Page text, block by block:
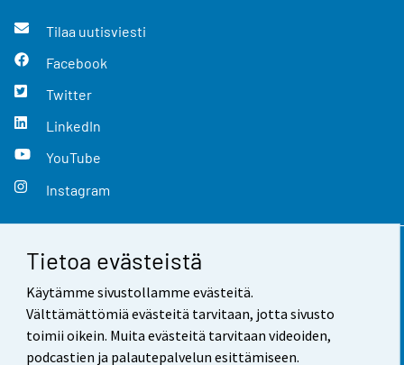
Tietoa evästeistä
Käytämme sivustollamme evästeitä.
Välttämättömiä evästeitä tarvitaan, jotta sivusto
toimii oikein. Muita evästeitä tarvitaan videoiden,
podcastien ja palautepalvelun esittämiseen.
Tilaa uutisviesti
Facebook
Twitter
LinkedIn
YouTube
Instagram
Yhteystiedot
Palaute
Käyttöehdot